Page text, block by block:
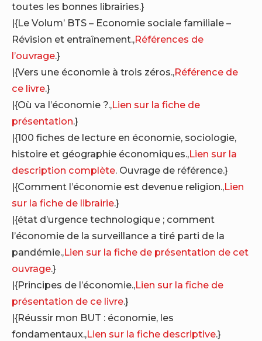
toutes les bonnes librairies.}
|{Le Volum’ BTS – Economie sociale familiale –
Révision et entraînement.,Références de
l’ouvrage.}
|{Vers une économie à trois zéros.,Référence de
ce livre.}
|{Où va l’économie ?.,Lien sur la fiche de
présentation.}
|{100 fiches de lecture en économie, sociologie,
histoire et géographie économiques.,Lien sur la
description complète. Ouvrage de référence.}
|{Comment l’économie est devenue religion.,Lien
sur la fiche de librairie.}
|{état d’urgence technologique ; comment
l’économie de la surveillance a tiré parti de la
pandémie.,Lien sur la fiche de présentation de cet
ouvrage.}
|{Principes de l’économie.,Lien sur la fiche de
présentation de ce livre.}
|{Réussir mon BUT : économie, les
fondamentaux.,Lien sur la fiche descriptive.}